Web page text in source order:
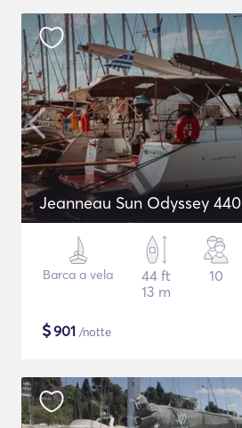
Jeanneau Sun Odyssey 440
Barca a vela
44 ft
13 m
10
$901 /notte